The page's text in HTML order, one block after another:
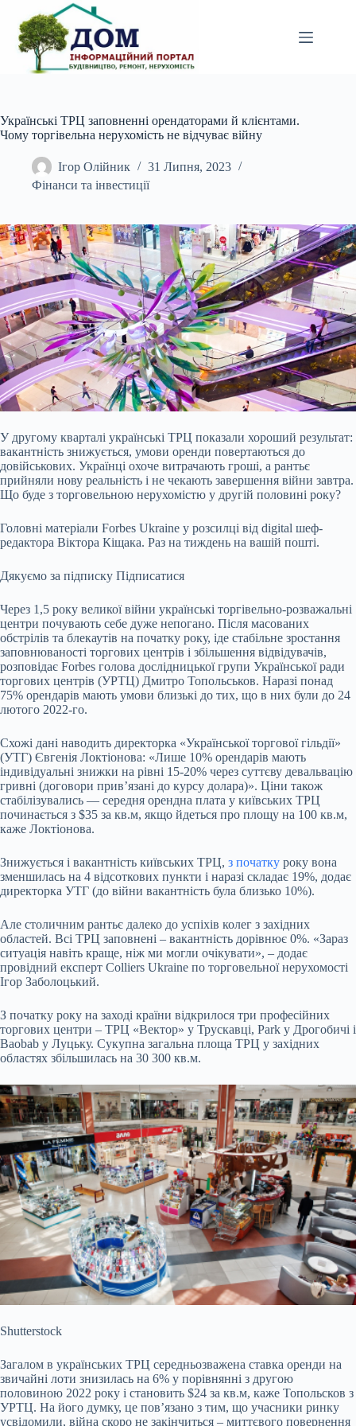
вмісту
Українські ТРЦ заповненні орендаторами й клієнтами.
Чому торгівельна нерухомість не відчуває війну
Ігор Олійник
31 Липня, 2023
Фінанси та інвестиції
У другому кварталі українські ТРЦ показали хороший результат:
вакантність знижується, умови оренди повертаються до
довійськових. Українці охоче витрачають гроші, а рантьє
прийняли нову реальність і не чекають завершення війни завтра.
Що буде з торговельною нерухомістю у другій половині року?
Головні матеріали Forbes Ukraine у розсилці від digital шеф-
редактора Віктора Кіщака. Раз на тиждень на вашій пошті.
Дякуємо за підписку Підписатися
Через 1,5 року великої війни українські торгівельно-розважальні
центри почувають себе дуже непогано. Після масованих
обстрілів та блекаутів на початку року, іде стабільне зростання
заповнюваності торгових центрів і збільшення відвідувачів,
розповідає Forbes голова дослідницької групи Української ради
торгових центрів (УРТЦ) Дмитро Топольськов. Наразі понад
75% орендарів мають умови близькі до тих, що в них були до 24
лютого 2022-го.
Схожі дані наводить директорка «Української торгової гільдії»
(УТГ) Євгенія Локтіонова: «Лише 10% орендарів мають
індивідуальні знижки на рівні 15-20% через суттєву девальвацію
гривні (договори привʼязані до курсу долара)». Ціни також
стабілізувались — середня орендна плата у київських ТРЦ
починається з $35 за кв.м, якщо йдеться про площу на 100 кв.м,
каже Локтіонова.
Знижується і вакантність київських ТРЦ, з початку року вона
зменшилась на 4 відсоткових пункти і наразі складає 19%, додає
директорка УТГ (до війни вакантність була близько 10%).
Але столичним рантьє далеко до успіхів колег з західних
областей. Всі ТРЦ заповнені – вакантність дорівнює 0%. «Зараз
ситуація навіть краще, ніж ми могли очікувати», – додає
провідний експерт Colliers Ukraine по торговельної нерухомості
Ігор Заболоцький.
З початку року на заході країни відкрилося три професійних
торгових центри – ТРЦ «Вектор» у Трускавці, Park у Дрогобичі і
Baobab у Луцьку. Сукупна загальна площа ТРЦ у західних
областях збільшилась на 30 300 кв.м.
Shutterstock
Загалом в українських ТРЦ середньозважена ставка оренди на
звичайні лоти знизилась на 6% у порівнянні з другою
половиною 2022 року і становить $24 за кв.м, каже Топольсков з
УРТЦ. На його думку, це повʼязано з тим, що учасники ринку
усвідомили, війна скоро не закінчиться – миттєвого повернення